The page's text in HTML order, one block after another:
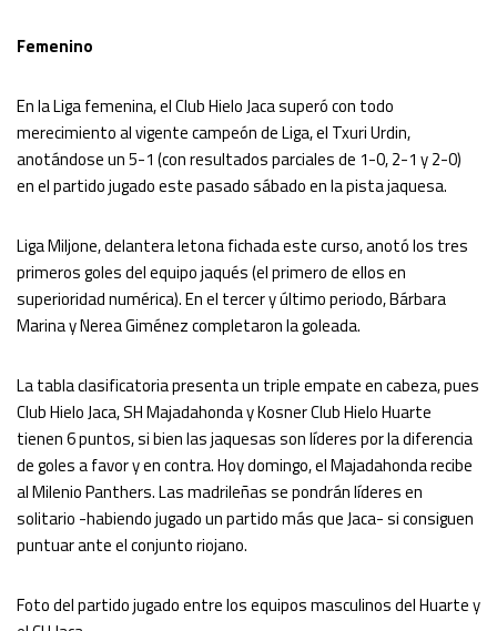
Femenino
En la Liga femenina, el Club Hielo Jaca superó con todo
merecimiento al vigente campeón de Liga, el Txuri Urdin,
anotándose un 5-1 (con resultados parciales de 1-0, 2-1 y 2-0)
en el partido jugado este pasado sábado en la pista jaquesa.
Liga Miljone, delantera letona fichada este curso, anotó los tres
primeros goles del equipo jaqués (el primero de ellos en
superioridad numérica). En el tercer y último periodo, Bárbara
Marina y Nerea Giménez completaron la goleada.
La tabla clasificatoria presenta un triple empate en cabeza, pues
Club Hielo Jaca, SH Majadahonda y Kosner Club Hielo Huarte
tienen 6 puntos, si bien las jaquesas son líderes por la diferencia
de goles a favor y en contra. Hoy domingo, el Majadahonda recibe
al Milenio Panthers. Las madrileñas se pondrán líderes en
solitario -habiendo jugado un partido más que Jaca- si consiguen
puntuar ante el conjunto riojano.
Foto del partido jugado entre los equipos masculinos del Huarte y